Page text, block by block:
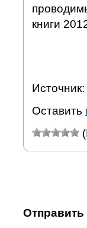
книги
Источник:
Оставить